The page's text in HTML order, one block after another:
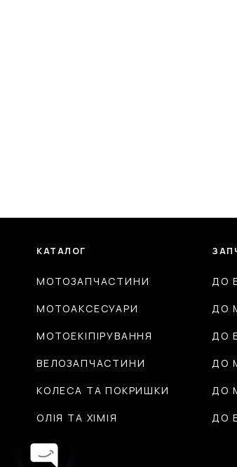
КАТАЛОГ
МОТОЗАПЧАСТИНИ
МОТОАКСЕСУАРИ
МОТОЕКІПІРУВАННЯ
ВЕЛОЗАПЧАСТИНИ
КОЛЕСА ТА ПОКРИШКИ
ОЛІЯ ТА ХІМІЯ
ДО
ДО
ДО
ДО
ДО
ДО